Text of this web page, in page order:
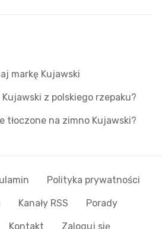
markę Kujawski
z polskiego rzepaku?
tłoczone na zimno Kujawski?
Polityka prywatności
Kanały RSS Porady
Kontakt Zaloguj się